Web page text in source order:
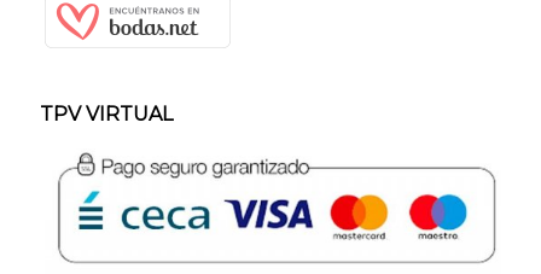
TPV VIRTUAL